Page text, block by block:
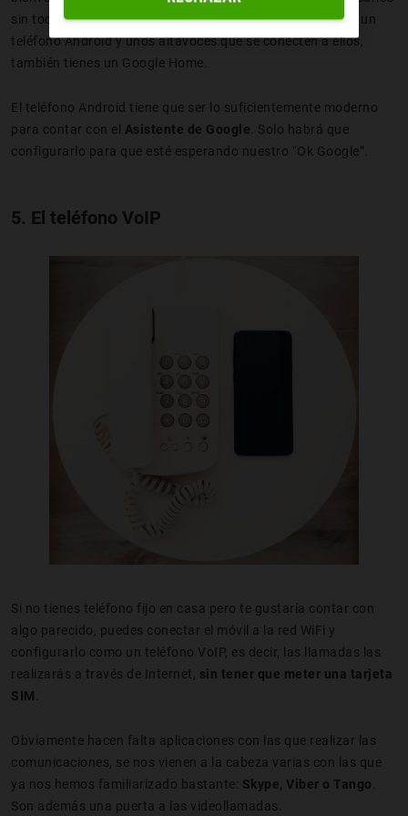
sin tocar un botón o poder realizarles consultas. Si tienes un
teléfono Android y unos altavoces que se conecten a ellos,
también tienes un Google Home.
El teléfono Android tiene que ser lo suficientemente moderno
para contar con el Asistente de Google . Solo habrá que
configurarlo para que esté esperando nuestro “Ok Google”.
5. El teléfono VoIP
Si no tienes teléfono fijo en casa pero te gustaría contar con
algo parecido, puedes conectar el móvil a la red WiFi y
configurarlo como un teléfono VoIP, es decir, las llamadas las
realizarás a través de Internet, sin tener que meter una tarjeta
SIM.
Obviamente hacen falta aplicaciones con las que realizar las
comunicaciones, se nos vienen a la cabeza varias con las que
ya nos hemos familiarizado bastante: Skype, Viber o Tango.
Son además una puerta a las videollamadas.